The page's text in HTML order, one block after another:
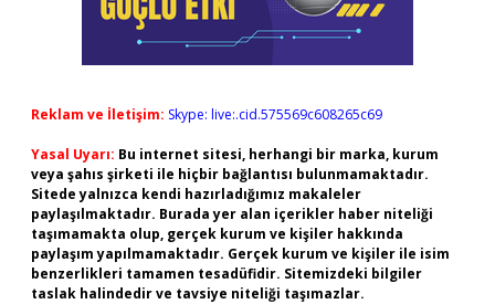
Reklam ve İletişim: Skype: live:.cid.575569c608265c69
Yasal Uyarı: Bu internet sitesi, herhangi bir marka, kurum
veya şahıs şirketi ile hiçbir bağlantısı bulunmamaktadır.
Sitede yalnızca kendi hazırladığımız makaleler
paylaşılmaktadır. Burada yer alan içerikler haber niteliği
taşımamakta olup, gerçek kurum ve kişiler hakkında
paylaşım yapılmamaktadır. Gerçek kurum ve kişiler ile isim
benzerlikleri tamamen tesadüfidir. Sitemizdeki bilgiler
taslak halindedir ve tavsiye niteliği taşımazlar.